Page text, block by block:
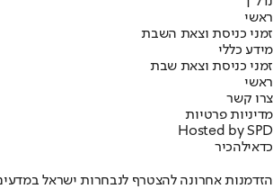
ראשי
זמני כניסת וצאת השבת
מידע כללי
זמני כניסת וצאת שבת
ראשי
צרו קשר
מדיניות פרטיות
Hosted by SPD
כדאילהכיר
הזדמנות אחרונה להצטרף לנבחרות ישראל